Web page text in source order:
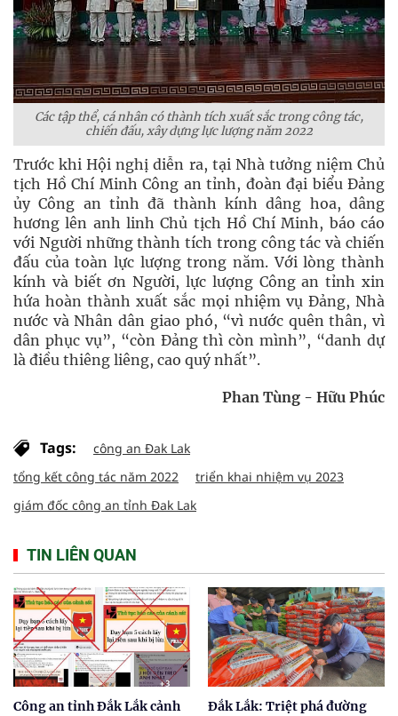
Các tập thể, cá nhân có thành tích xuất sắc trong công tác,
chiến đấu, xây dựng lực lượng năm 2022
Trước khi Hội nghị diễn ra, tại Nhà tưởng niệm Chủ
tịch Hồ Chí Minh Công an tỉnh, đoàn đại biểu Đảng
ủy Công an tỉnh đã thành kính dâng hoa, dâng
hương lên anh linh Chủ tịch Hồ Chí Minh, báo cáo
với Người những thành tích trong công tác và chiến
đấu của toàn lực lượng trong năm. Với lòng thành
kính và biết ơn Người, lực lượng Công an tỉnh xin
hứa hoàn thành xuất sắc mọi nhiệm vụ Đảng, Nhà
nước và Nhân dân giao phó, “vì nước quên thân, vì
dân phục vụ”, “còn Đảng thì còn mình”, “danh dự
là điều thiêng liêng, cao quý nhất”.
Phan Tùng - Hữu Phúc
Tags:
công an Đak Lak
tổng kết công tác năm 2022
triển khai nhiệm vụ 2023
giám đốc công an tỉnh Đak Lak
TIN LIÊN QUAN
Công an tỉnh Đắk Lắk cảnh
Đắk Lắk: Triệt phá đường